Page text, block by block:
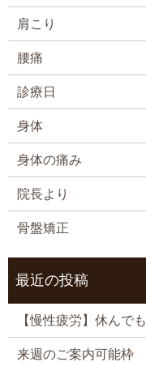
肩こり
腰痛
診療日
身体
身体の痛み
院長より
骨盤矯正
最近の投稿
【慢性疲労】休んで
来週のご案内可能枠